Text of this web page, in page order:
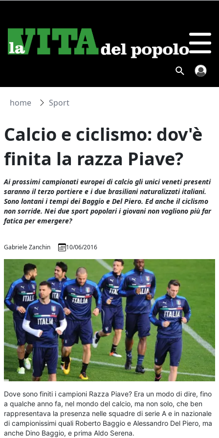
home Sport
Calcio e ciclismo: dov'è
finita la razza Piave?
Ai prossimi campionati europei di calcio gli unici veneti presenti
saranno il terzo portiere e i due brasiliani naturalizzati italiani.
Sono lontani i tempi dei Baggio e Del Piero. Ed anche il ciclismo
non sorride. Nei due sport popolari i giovani non vogliono più far
fatica per emergere?
Gabriele Zanchin 10/06/2016
Dove sono finiti i campioni Razza Piave? Era un modo di dire, fino
a qualche anno fa, nel mondo del calcio, ma non solo, che ben
rappresentava la presenza nelle squadre di serie A e in nazionale
di campionissimi quali Roberto Baggio e Alessandro Del Piero, ma
anche Dino Baggio, e prima Aldo Serena.